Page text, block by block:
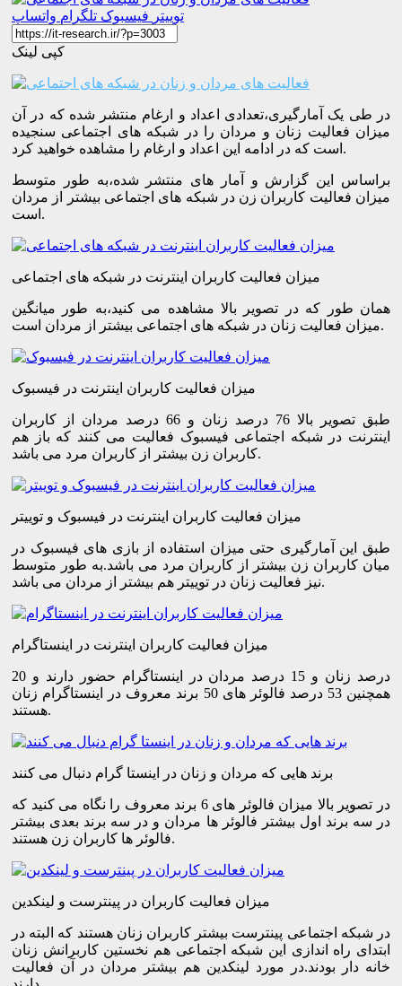
توییتر فیسبوک تلگرام واتساپ
کپی لینک
در طی یک آمارگیری،تعدادی اعداد و ارغام منتشر شده که در آن
میزان فعالیت زنان و مردان را در شبکه های اجتماعی سنجیده
است که در ادامه این اعداد و ارغام را مشاهده خواهید کرد.
براساس این گزارش و آمار های منتشر شده،به طور متوسط
میزان فعالیت کاربران زن در شبکه های اجتماعی بیشتر از مردان
است.
میزان فعالیت کاربران اینترنت در شبکه های اجتماعی
همان طور که در تصویر بالا مشاهده می کنید،به طور میانگین
میزان فعالیت زنان در شبکه های اجتماعی بیشتر از مردان است.
میزان فعالیت کاربران اینترنت در فیسبوک
طبق تصویر بالا 76 درصد زنان و 66 درصد مردان از کاربران
اینترنت در شبکه اجتماعی فیسبوک فعالیت می کنند که باز هم
کاربران زن بیشتر از کاربران مرد می باشد.
میزان فعالیت کاربران اینترنت در فیسبوک و توییتر
طبق این آمارگیری حتی میزان استفاده از بازی های فیسبوک در
میان کاربران زن بیشتر از کاربران مرد می باشد.به طور متوسط
نیز فعالیت زنان در توییتر هم بیشتر از مردان می باشد.
میزان فعالیت کاربران اینترنت در اینستاگرام
20 درصد زنان و 15 درصد مردان در اینستاگرام حضور دارند و
همچنین 53 درصد فالوئر های 50 برند معروف در اینستاگرام زنان
هستند.
برند هایی که مردان و زنان در اینستا گرام دنبال می کنند
در تصویر بالا میزان فالوئر های 6 برند معروف را نگاه می کنید که
در سه برند اول بیشتر فالوئر ها مردان و در سه برند بعدی بیشتر
فالوئر ها کاربران زن هستند.
میزان فعالیت کاربران در پینترست و لینکدین
در شبکه اجتماعی پینترست بیشتر کاربران زنان هستند که البته در
ابتدای راه اندازی این شبکه اجتماعی هم نخستین کاربرانش زنان
خانه دار بودند.در مورد لینکدین هم بیشتر مردان در آن فعالیت